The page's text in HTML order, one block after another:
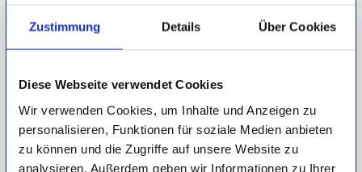
Zustimmung Details Über Cookies
Diese Webseite verwendet Cookies
Wir verwenden Cookies, um Inhalte und Anzeigen zu
personalisieren, Funktionen für soziale Medien anbieten
zu können und die Zugriffe auf unsere Website zu
analysieren. Außerdem geben wir Informationen zu Ihrer
Versetzen Sie sich selbst zurück in besondere
oder außergewöhnliches 3D-Tattoo – mit diesen Motiven
gestalten Sie Ihre eigene Wohlfühloase.